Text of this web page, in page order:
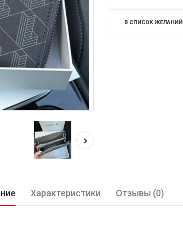
В СПИСОК ЖЕЛАНИЙ
Характеристики Отзывы (0)